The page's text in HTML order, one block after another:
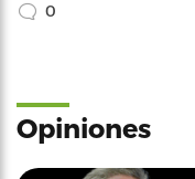
0
Opiniones